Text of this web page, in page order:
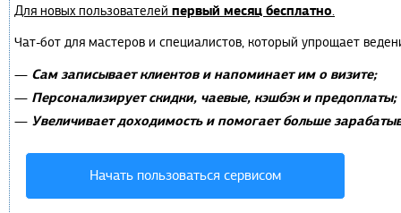
Для новых пользователей первый месяц бесплатно.
Чат-бот для мастеров и специалистов, который упрощает
— Сам записывает клиентов и напоминает им о визите;
— Персонализирует скидки, чаевые, кэшбэк и предоплаты;
— Увеличивает доходимость и помогает больше
Начать пользоваться сервисом